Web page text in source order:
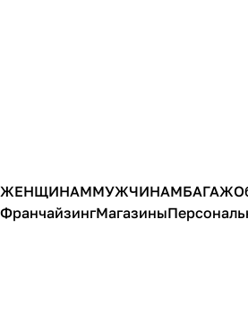
ЖЕНЩИНАММУЖЧИНАМБАГАЖ
ФранчайзингМагазины